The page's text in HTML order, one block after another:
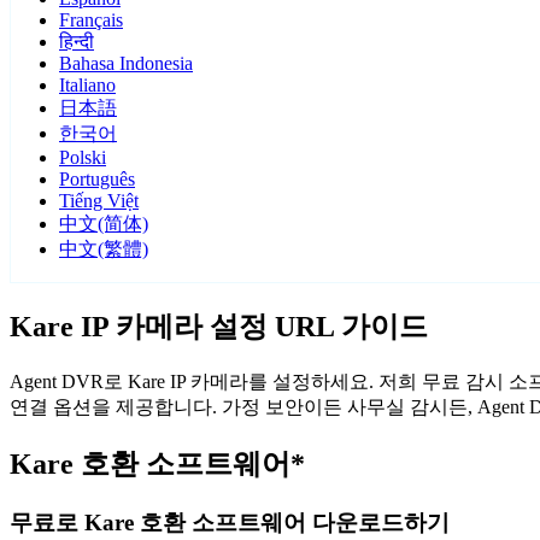
Français
हिन्दी
Bahasa Indonesia
Italiano
日本語
한국어
Polski
Português
Tiếng Việt
中文(简体)
中文(繁體)
Kare IP 카메라 설정 URL 가이드
Agent DVR로 Kare IP 카메라를 설정하세요. 저희 무료 감시
연결 옵션을 제공합니다. 가정 보안이든 사무실 감시든,
Kare 호환 소프트웨어*
무료로 Kare 호환 소프트웨어 다운로드하기